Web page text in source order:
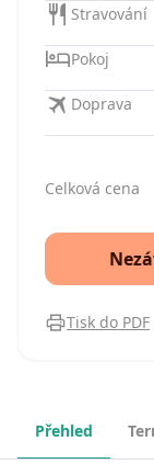
Stravování
Pokoj
Doprava
Celková cena
Tisk do PDF
Přehled